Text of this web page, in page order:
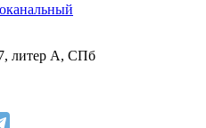
литер А, СПб